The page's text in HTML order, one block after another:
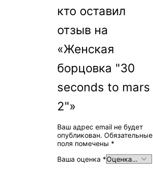
кто оставил
отзыв на
«Женская
борцовка "30
seconds to mars
2"»
Ваш адрес email не будет
опубликован. Обязательные
поля помечены *
Ваша оценка *